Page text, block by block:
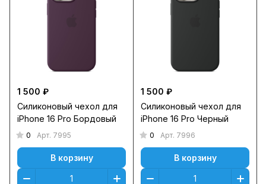
1 500 ₽
Силиконовый чехол для
iPhone 16 Pro Бордовый
0 Арт. 7995
В корзину
1 500 ₽
Силиконовый чехол для
iPhone 16 Pro Черный
0 Арт. 7996
В корзину